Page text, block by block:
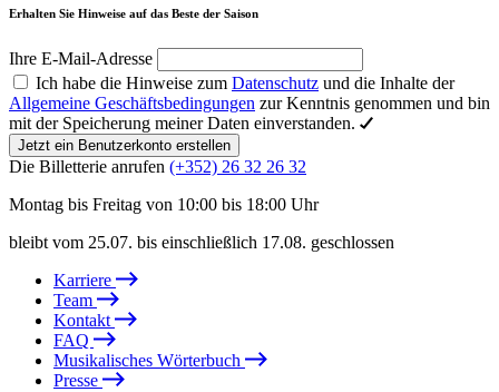
Erhalten Sie Hinweise auf das Beste der Saison
Ihre E-Mail-Adresse
Ich habe die Hinweise zum Datenschutz und die Inhalte der
Allgemeine Geschäftsbedingungen zur Kenntnis genommen und bin
mit der Speicherung meiner Daten einverstanden.
Jetzt ein Benutzerkonto erstellen
Die Billetterie anrufen (+352) 26 32 26 32
Montag bis Freitag von 10:00 bis 18:00 Uhr
bleibt vom 25.07. bis einschließlich 17.08. geschlossen
Karriere
Team
Kontakt
FAQ
Musikalisches Wörterbuch
Presse